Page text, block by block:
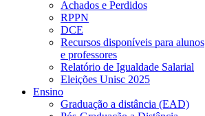
Achados e Perdidos
RPPN
DCE
Recursos disponíveis para alunos
e professores
Relatório de Igualdade Salarial
Eleições Unisc 2025
Ensino
Graduação a distância (EAD)